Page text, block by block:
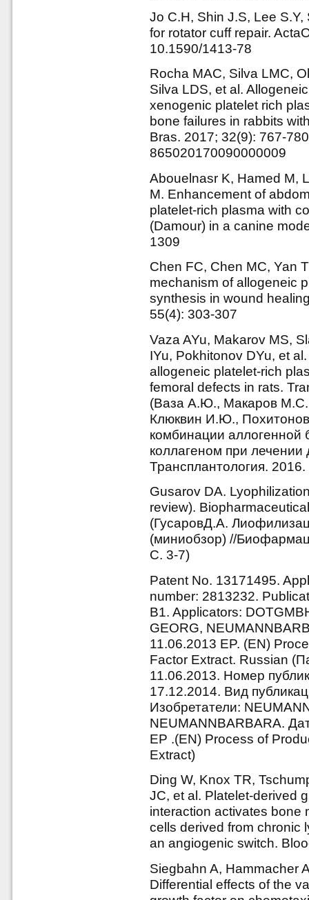
Jo C.H, Shin J.S, Lee
for rotator cuff repair.
10.1590/1413-78
Rocha MAC, Silva LMC,
Silva LDS, et al.
xenogenic platelet rich
bone failures in rabbits
Bras. 2017; 32(9): 767-
865020170090000009
Abouelnasr K, Hamed M,
M. Enhancement of
platelet-rich plasma with
(Damour) in a canine
1309
Chen FC, Chen MC, Yan
mechanism of allogeneic
synthesis in wound
55(4): 303-307
Vaza AYu, Makarov MS,
IYu, Pokhitonov DYu, et
allogeneic platelet-rich
femoral defects in rats.
(Ваза А.Ю., Макаров
Клюквин И.Ю.,
комбинации аллогенной
коллагеном при
Трансплантология.
Gusarov DA.
review).
(ГусаровД.А.
(миниобзор) //
С. 3-7)
Patent No. 13171495.
number: 2813232.
B1. Applicators:
GEORG,
11.06.2013 EP. (EN)
Factor Extract. Russian
11.06.2013. Номер
17.12.2014. Вид
Изобретатели:
NEUMANNBARBARA.
EP .(EN) Process of
Extract)
Ding W, Knox TR,
JC, et al. Platelet-derived
interaction activates bone
cells derived from chronic
an angiogenic switch.
Siegbahn A, Hammacher
Differential effects of the